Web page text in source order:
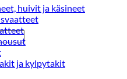
huivit ja käsineet
ja kylpytakit